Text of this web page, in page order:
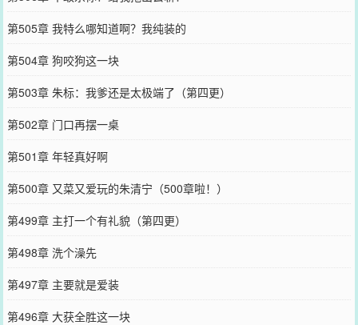
第505章 我特么哪知道啊？我纯装的
第504章 狗咬狗这一块
第503章 朱标：我爹还是太极端了（第四更）
第502章 门口再摆一桌
第501章 年轻真好啊
第500章 又菜又爱玩的朱清宁（500章啦！）
第499章 主打一个有礼貌（第四更）
第498章 洗个澡先
第497章 主要就是爱装
第496章 大获全胜这一块